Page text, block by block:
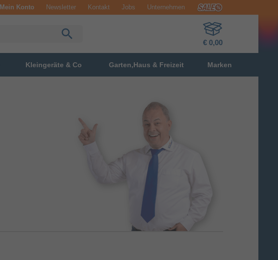
Mein Konto Newsletter Kontakt Jobs Unternehmen
€ 0,00
Kleingeräte & Co Garten,Haus & Freizeit Marken